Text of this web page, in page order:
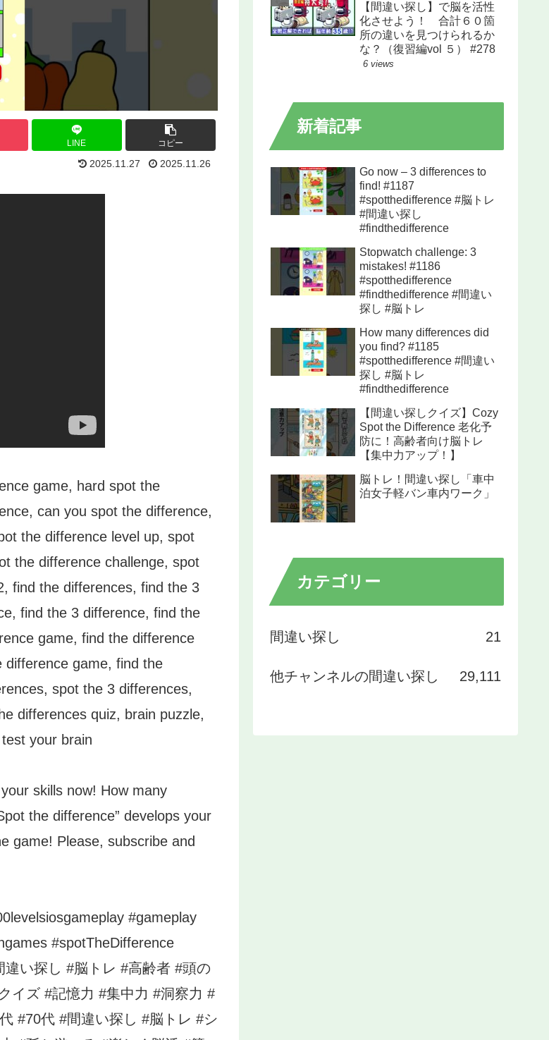
LINE コピー
2025.11.27 2025.11.26
game, hard spot the
can you spot the difference,
the difference level up, spot
the difference challenge, spot
find the differences, find the 3
find the 3 difference, find the
game, find the difference
difference game, find the
spot the 3 differences,
differences quiz, brain puzzle,
your brain
skills now! How many
the difference” develops your
game! Please, subscribe and
#gameplay
#spotTheDifference
い探し #脳トレ #高齢者 #頭の
イズ #記憶力 #集中力 #洞察力 #
#70代 #間違い探し #脳トレ #シ
【間違い探し】で脳を活性
化させよう！ 合計６０箇
所の違いを見つけられるか
な？（復習編vol ５） #278
6 views
新着記事
Go now – 3 differences to
find! #1187
#spotthedifference #脳トレ
#間違い探し
#findthedifference
Stopwatch challenge: 3
mistakes! #1186
#spotthedifference
#findthedifference #間違い
探し #脳トレ
How many differences did
you find? #1185
#spotthedifference #間違い
探し #脳トレ
#findthedifference
【間違い探しクイズ】Cozy
Spot the Difference 老化予
防に！高齢者向け脳トレ
【集中力アップ！】
脳トレ！間違い探し「車中
泊女子軽バン車内ワーク」
カテゴリー
間違い探し 21
他チャンネルの間違い探し 29,111